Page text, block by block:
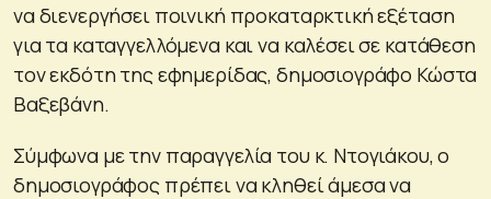
να διενεργήσει ποινική προκαταρκτική εξέταση
για τα καταγγελλόμενα και να καλέσει σε κατάθεση
τον εκδότη της εφημερίδας, δημοσιογράφο Κώστα
Βαξεβάνη.
Σύμφωνα με την παραγγελία του κ. Ντογιάκου, ο
δημοσιογράφος πρέπει να κληθεί άμεσα να